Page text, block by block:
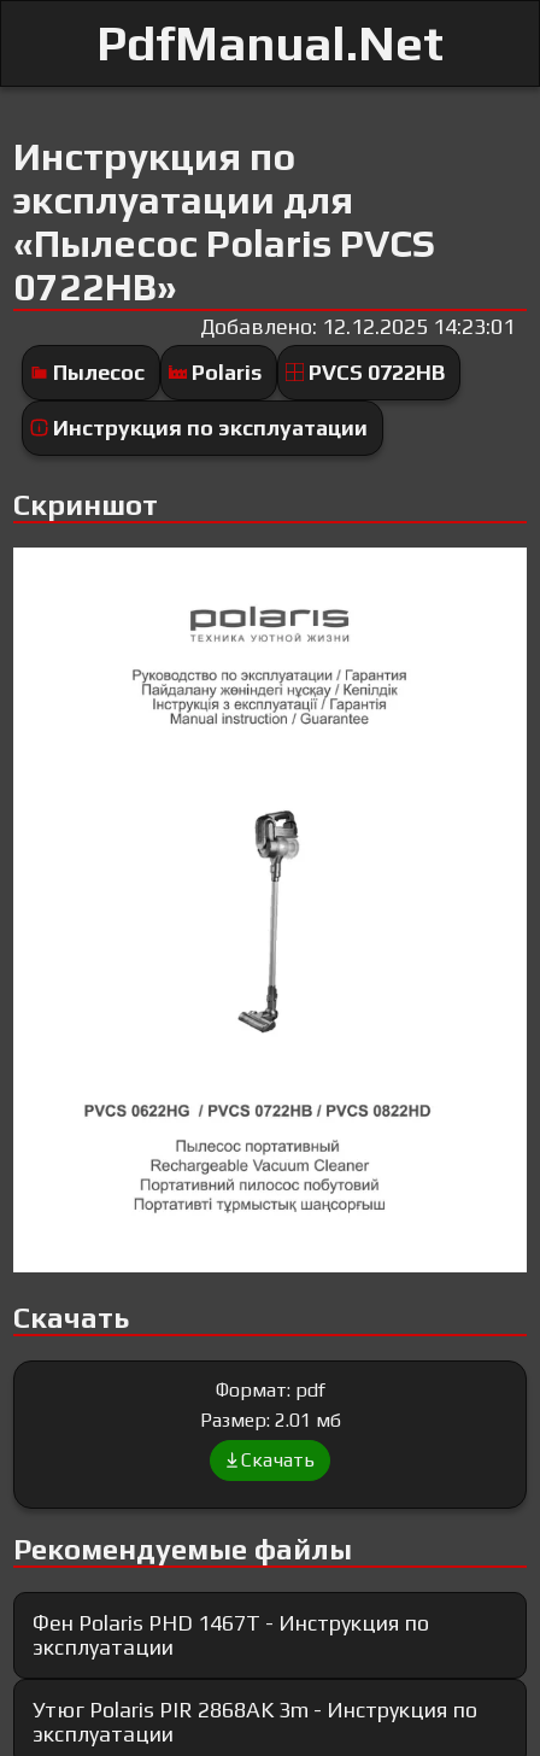
PdfManual.Net
Инструкция по
эксплуатации для
«Пылесос Polaris PVCS
0722HB»
Добавлено: 12.12.2025 14:23:01
Пылесос
Polaris PVCS 0722HB
Инструкция по эксплуатации
Скриншот
Скачать
Формат: pdf
Размер: 2.01 мб
Скачать
Рекомендуемые файлы
Фен Polaris PHD 1467T - Инструкция по
эксплуатации
Утюг Polaris PIR 2868AK 3m - Инструкция по
эксплуатации